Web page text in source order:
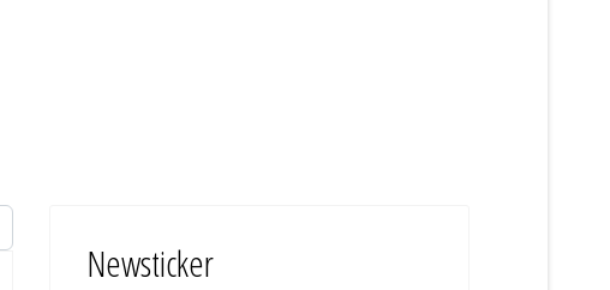
Newsticker